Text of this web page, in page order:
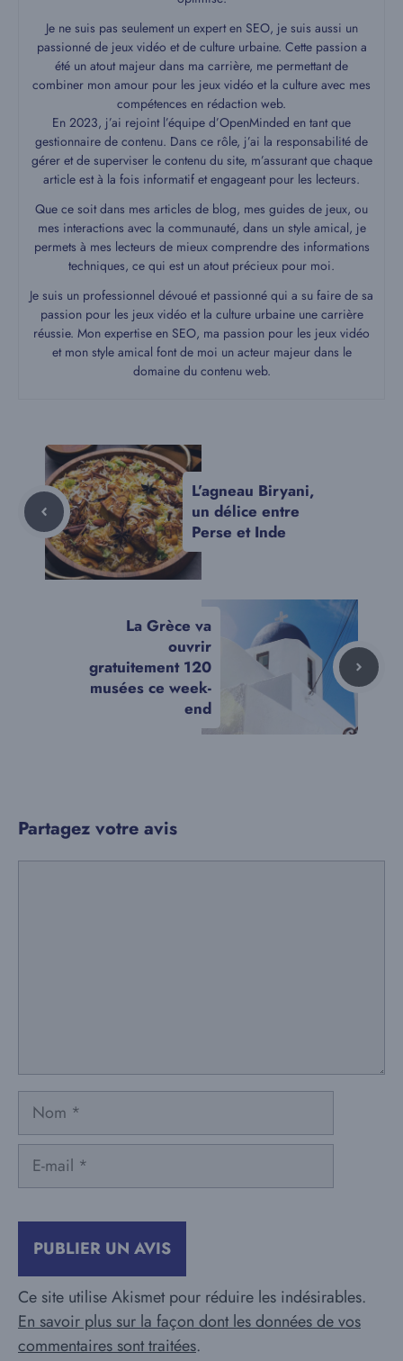
Je ne suis pas seulement un expert en SEO, je suis aussi un
passionné de jeux vidéo et de culture urbaine. Cette passion a
été un atout majeur dans ma carrière, me permettant de
combiner mon amour pour les jeux vidéo et la culture avec mes
compétences en rédaction web.
En 2023, j’ai rejoint l’équipe d’OpenMinded en tant que
gestionnaire de contenu. Dans ce rôle, j’ai la responsabilité de
gérer et de superviser le contenu du site, m’assurant que chaque
article est à la fois informatif et engageant pour les lecteurs.
Que ce soit dans mes articles de blog, mes guides de jeux, ou
mes interactions avec la communauté, dans un style amical, je
permets à mes lecteurs de mieux comprendre des informations
techniques, ce qui est un atout précieux pour moi.
Je suis un professionnel dévoué et passionné qui a su faire de sa
passion pour les jeux vidéo et la culture urbaine une carrière
réussie. Mon expertise en SEO, ma passion pour les jeux vidéo
et mon style amical font de moi un acteur majeur dans le
domaine du contenu web.
L’agneau Biryani,
un délice entre
Perse et Inde
La Grèce va
ouvrir
gratuitement 120
musées ce week-
end
Partagez votre avis
Nom
mail
Ce site utilise Akismet pour réduire les indésirables.
En savoir plus sur la façon dont les données de vos
commentaires sont traitées.